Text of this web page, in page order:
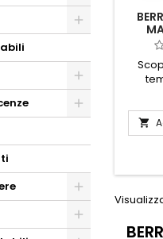
un
alta
offre
